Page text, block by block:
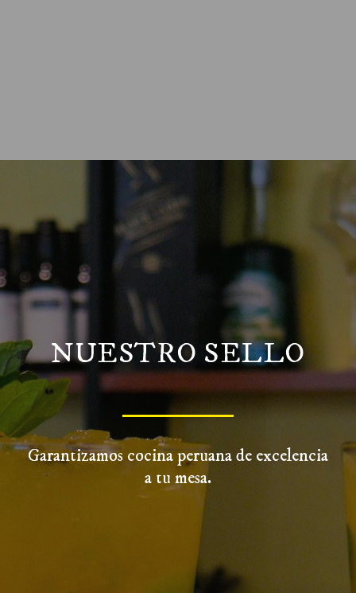
NUESTRO SELLO
Garantizamos cocina peruana de excelencia
a tu mesa.